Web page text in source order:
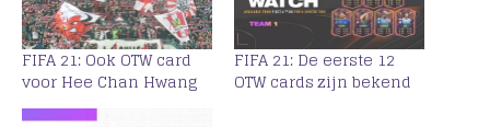
FIFA 21: Ook OTW card
voor Hee Chan Hwang
FIFA 21: De eerste 12
OTW cards zijn bekend